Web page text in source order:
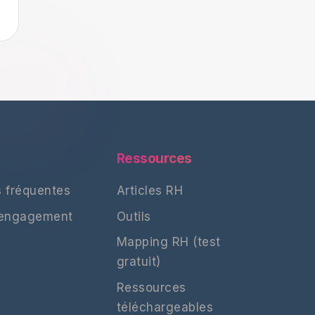
fréquentes
Ressources
Articles RH
Outils
Mapping RH (test
gratuit)
Ressources
téléchargeables